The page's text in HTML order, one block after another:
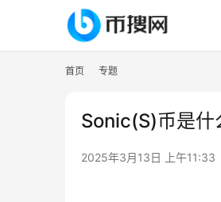
首页 专题
Sonic(S)币是什
2025年3月13日 上午11:33